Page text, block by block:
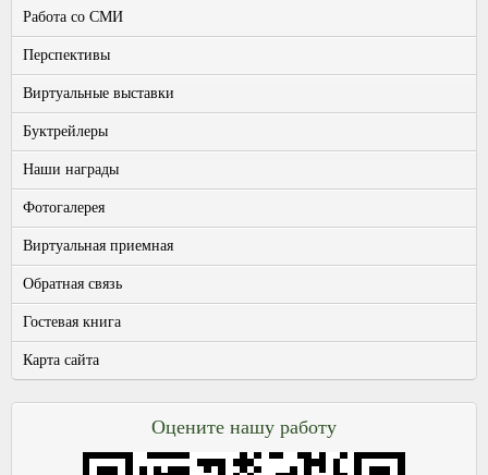
Работа со СМИ
Перспективы
Виртуальные выставки
Буктрейлеры
Наши награды
Фотогалерея
Виртуальная приемная
Обратная связь
Гостевая книга
Карта сайта
Оцените нашу работу